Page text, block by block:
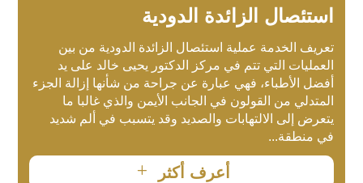
استئصال الزائدة الدودية
تعريف الخدمة عملية استئصال الزائدة الدودية من بين
العمليات التي تتم في مركز الدكتور يحيى خالد على يد
أفضل الأطباء، فهي عبارة عن جراحة من شأنها إزالة الجزء
المتدلي من القولون في الجانب الأيمن والذي غالبا ما
يتعرض إلى الالتهابات والصديد وقد يتسبب في ألم شديد
في منطقة...
أعرف أكثر L